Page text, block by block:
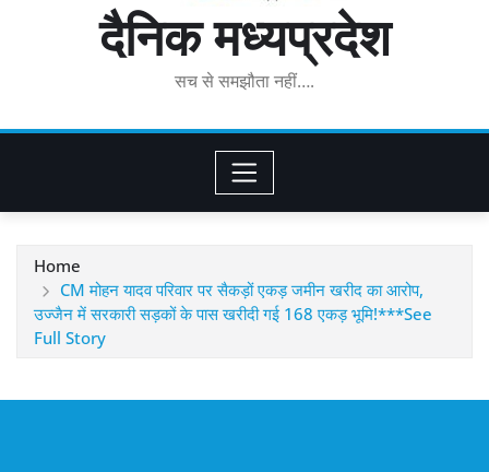
दैनिक मध्यप्रदेश
सच से समझौता नहीं….
Home
CM मोहन यादव परिवार पर सैकड़ों एकड़ जमीन खरीद का आरोप,
उज्जैन में सरकारी सड़कों के पास खरीदी गई 168 एकड़ भूमि!***See
Full Story